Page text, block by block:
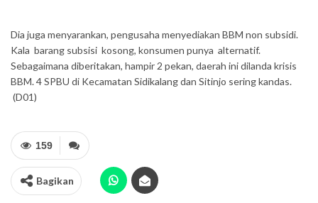
Dia juga menyarankan, pengusaha menyediakan BBM non subsidi.
Kala barang subsisi kosong, konsumen punya alternatif.
Sebagaimana diberitakan, hampir 2 pekan, daerah ini dilanda krisis
BBM. 4 SPBU di Kecamatan Sidikalang dan Sitinjo sering kandas.
(D01)
159
Bagikan